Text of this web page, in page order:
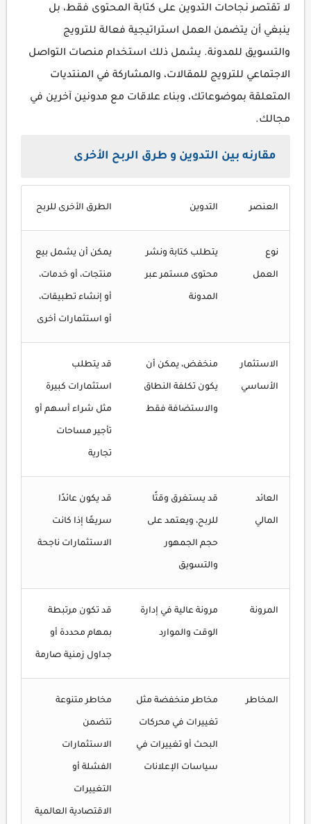
لا تقتصر نجاحات التدوين على كتابة المحتوى فقط، بل
ينبغي أن يتضمن العمل استراتيجية فعالة للترويج
والتسويق للمدونة. يشمل ذلك استخدام منصات التواصل
الاجتماعي للترويج للمقالات، والمشاركة في المنتديات
المتعلقة بموضوعاتك، وبناء علاقات مع مدونين آخرين في
مجالك.
مقارنه بين التدوين و طرق الربح الأخرى
العنصر التدوين الطرق الأخرى للربح
نوع
العمل
يتطلب كتابة ونشر
محتوى مستمر عبر
المدونة
يمكن أن يشمل بيع
منتجات، أو خدمات،
أو إنشاء تطبيقات،
أو استثمارات أخرى
الاستثمار
الأساسي
منخفض، يمكن أن
يكون تكلفة النطاق
والاستضافة فقط
قد يتطلب
استثمارات كبيرة
مثل شراء أسهم أو
تأجير مساحات
تجارية
العائد
المالي
قد يستغرق وقتًا
للربح، ويعتمد على
حجم الجمهور
والتسويق
قد يكون عائدًا
سريعًا إذا كانت
الاستثمارات ناجحة
المرونة مرونة عالية في إدارة
الوقت والموارد
قد تكون مرتبطة
بمهام محددة أو
جداول زمنية صارمة
المخاطر مخاطر منخفضة مثل
تغييرات في محركات
البحث أو تغييرات في
سياسات الإعلانات
مخاطر متنوعة
تتضمن
الاستثمارات
الفشلة أو
التغييرات
الاقتصادية العالمية